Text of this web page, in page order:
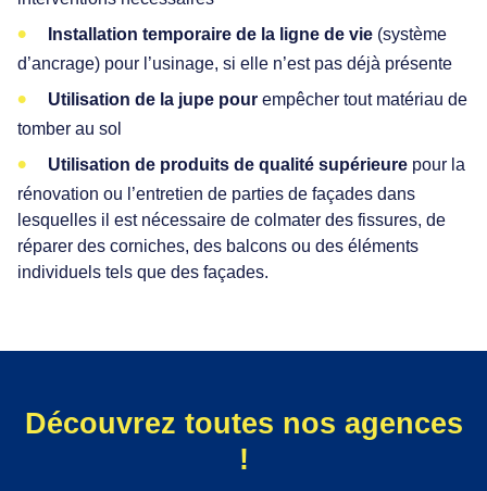
Installation temporaire de la ligne de vie (système
d’ancrage) pour l’usinage, si elle n’est pas déjà présente
Utilisation de la jupe pour empêcher tout matériau de
tomber au sol
Utilisation de produits de qualité supérieure pour la
rénovation ou l’entretien de parties de façades dans
lesquelles il est nécessaire de colmater des fissures, de
réparer des corniches, des balcons ou des éléments
individuels tels que des façades.
Découvrez toutes nos agences
!